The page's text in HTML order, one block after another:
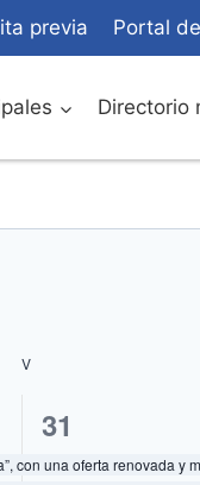
previa Portal
Directorio
V
con una oferta renovada y
4
eventos,
31